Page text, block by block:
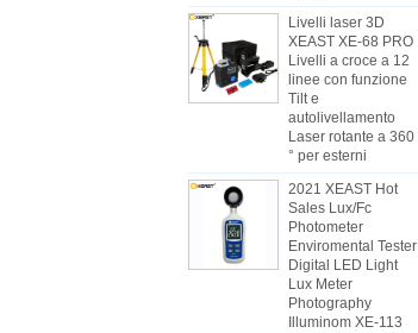
Livelli laser 3D
XEAST XE-68 PRO
Livelli a croce a 12
linee con funzione
Tilt e
autolivellamento
Laser rotante a 360
° per esterni
2021 XEAST Hot
Sales Lux/Fc
Photometer
Enviromental Tester
Digital LED Light
Lux Meter
Photography
Illuminom XE-113